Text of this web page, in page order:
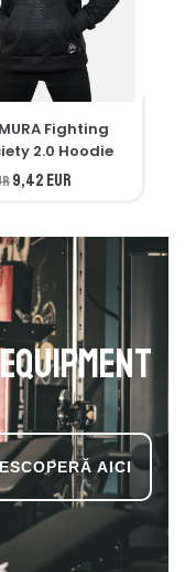
Fighting
2.0 Hoodie
9,42 EUR